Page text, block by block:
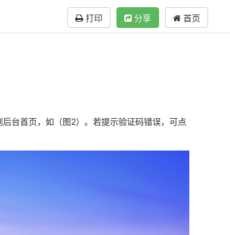
打印 首页
分享
台首页，如（图2）。若提示验证码错误，可点